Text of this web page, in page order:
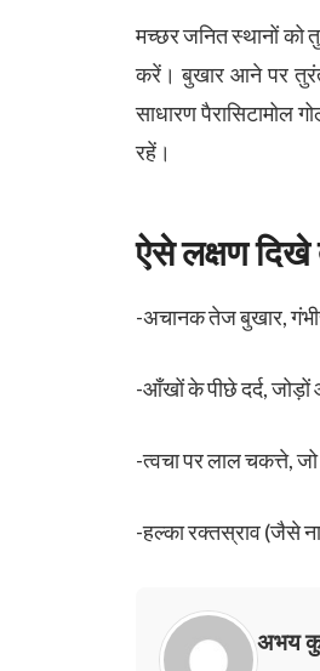
मच्छर जनित स्थानों को
करें। बुखार आने पर
साधारण पैरासिटामोल
रहें।
ऐसे लक्षण
-अचानक तेज बुखार,
-आँखों के पीछे दर्द, जोड़ों
-त्वचा पर लाल चकत्ते,
-हल्का रक्तस्राव (जैसे
अभय